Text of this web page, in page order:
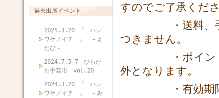
過去出展イベント
2025.3.20 『 ハレ
ワケノイチ 』 －よ
たび－
2024.7.5-7 ひらか
た手芸市 vol.20
2024.3.20 『 ハレ
ワケノイチ 』 －み
すのでご了承くだ
・送料、手数
つきません。
・ポイントご
外となります。
・有効期限を